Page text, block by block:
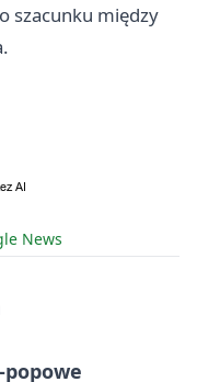
szacunku między
News